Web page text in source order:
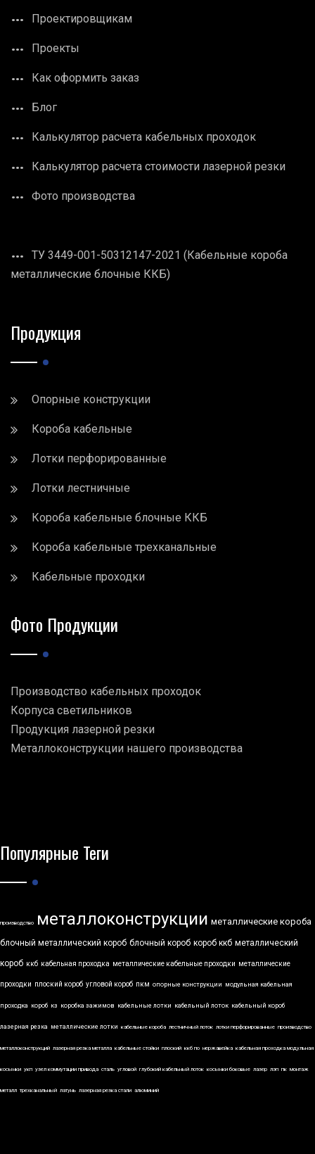
Проектировщикам
Проекты
Как оформить заказ
Блог
Калькулятор расчета кабельных проходок
Калькулятор расчета стоимости лазерной резки
Фото производства
ТУ 3449-001-50312147-2021 (Кабельные короба
металлические блочные ККБ)
Продукция
Опорные конструкции
Короба кабельные
Лотки перфорированные
Лотки лестничные
Короба кабельные блочные ККБ
Короба кабельные трехканальные
Кабельные проходки
Фото Продукции
Производство кабельных проходок
Корпуса светильников
Продукция лазерной резки
Металлоконструкции нашего производства
Популярные Теги
производство металлоконструкции металлические короба
блочный металлический короб блочный короб короб ккб металлический
короб ккб кабельная проходка металлические кабельные проходки металлические
проходки плоский короб угловой короб пкм опорные конструкции модульная кабельная
проходка короб кз коробка зажимов кабельные лотки кабельный лоток кабельный короб
лазерная резка металлические лотки кабельные короба лестничный лоток лотки перфорированные производство
металлоконструкций лазерная резка металла кабельные стойки плоский ккб по нержавейка кабельная проходка модульная
косынки укп узел коммутации привода сталь угловой глубокий кабельный лоток косынки боковые лазер лэп пк монтаж
металл трехканальный латунь лазерная резка стали алюминий